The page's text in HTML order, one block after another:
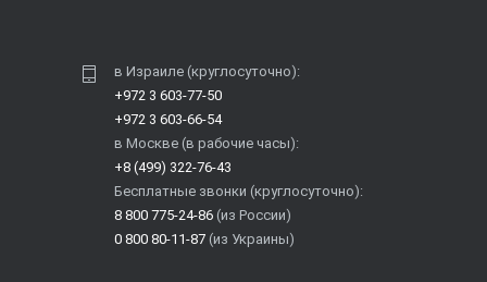
в Израиле (круглосуточно):
+972 3 603-77-50
+972 3 603-66-54
в Москве (в рабочие часы):
+8 (499) 322-76-43
Бесплатные звонки (круглосуточно):
8 800 775-24-86 (из России)
0 800 80-11-87 (из Украины)